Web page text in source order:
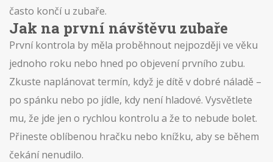
často končí u zubaře.
Jak na první návštěvu zubaře
První kontrola by měla proběhnout nejpozději ve věku
jednoho roku nebo hned po objevení prvního zubu.
Zkuste naplánovat termín, když je dítě v dobré náladě –
po spánku nebo po jídle, kdy není hladové. Vysvětlete
mu, že jde jen o rychlou kontrolu a že to nebude bolet.
Přineste oblíbenou hračku nebo knížku, aby se během
čekání nenudilo.